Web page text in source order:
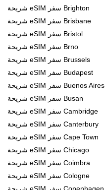
شريحة eSIM سفر Brighton
شريحة eSIM سفر Brisbane
شريحة eSIM سفر Bristol
شريحة eSIM سفر Brno
شريحة eSIM سفر Brussels
شريحة eSIM سفر Budapest
شريحة eSIM سفر Buenos Aires
شريحة eSIM سفر Busan
شريحة eSIM سفر Cambridge
شريحة eSIM سفر Canterbury
شريحة eSIM سفر Cape Town
شريحة eSIM سفر Chicago
شريحة eSIM سفر Coimbra
شريحة eSIM سفر Cologne
شريحة eSIM سفر Copenhagen